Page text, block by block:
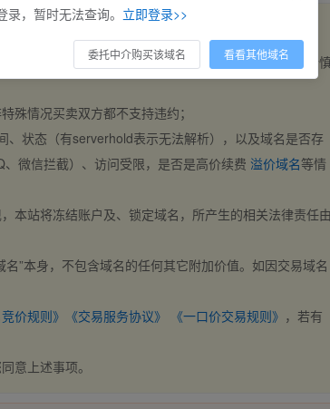
成。买卖双方都不支持违约，一旦出价不支持撤销，请
殊情况买卖双方都不支持违约；
状态（有serverhold表示无法解析），以及域名是否存
微信拦截）、访问受限，是否是高价续费 溢价域名等情
本站将冻结账户及、锁定域名，所产生的相关法律责任
”本身，不包含域名的任何其它附加价值。如因交易域名
价规则》 《交易服务协议》 《一口价交易规则》 ，若有
意上述事项。
录，暂时无法查询。 立即登录>>
委托中介购买该域名 看看其他域名